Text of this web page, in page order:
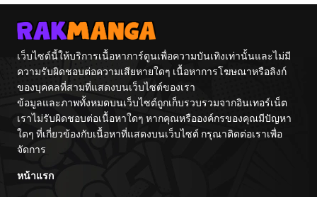
Tag
เว็บไซต์นี้ให้บริการเนื้อหาการ์ตูนเพื่อความบันเทิงเท่านั้นและไม่มี
ความรับผิดชอบต่อความเสียหายใดๆ เนื้อหาการโฆษณาหรือลิงก์
ของบุคคลที่สามที่แสดงบนเว็บไซต์ของเรา
ข้อมูลและภาพทั้งหมดบนเว็บไซต์ถูกเก็บรวบรวมจากอินเทอร์เน็ต
เราไม่รับผิดชอบต่อเนื้อหาใดๆ หากคุณหรือองค์กรของคุณมีปัญหา
ใดๆ ที่เกี่ยวข้องกับเนื้อหาที่แสดงบนเว็บไซต์ กรุณาติดต่อเราเพื่อ
จัดการ
หน้าแรก